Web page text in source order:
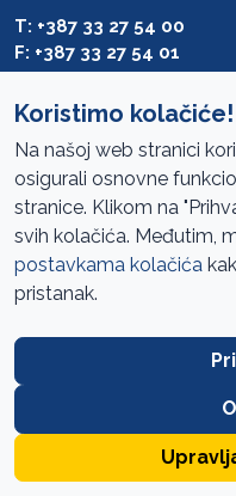
T: +387 33 27 54 00
F: +387 33 27 54 01
Pristup informacijama
Mapa sajta
Oglasi
FAQ
Koristimo kolačiće!
Na našoj web stranici
osigurali osnovne
stranice. Klikom na
svih kolačića. Međutim,
postavkama kolačića
pristanak.